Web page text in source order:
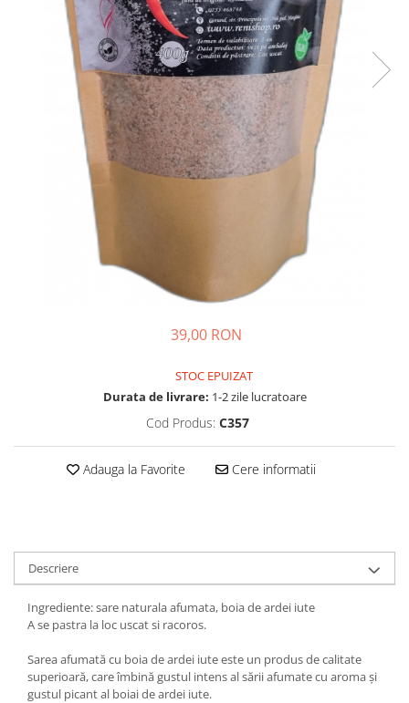
39,00 RON
STOC EPUIZAT
Durata de livrare: 1-2 zile lucratoare
Cod Produs: C357
Adauga la Favorite Cere informatii
Descriere
Ingrediente: sare naturala afumata, boia de ardei iute
A se pastra la loc uscat si racoros.
Sarea afumată cu boia de ardei iute este un produs de calitate
superioară, care îmbină gustul intens al sării afumate cu aroma și
gustul picant al boiai de ardei iute.